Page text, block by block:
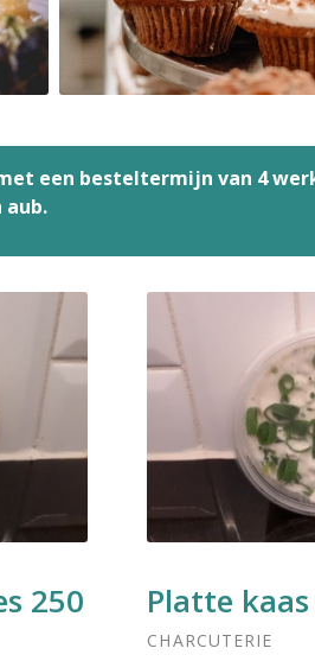
een besteltermijn van 4
250 Platte
CHARCUTERIE